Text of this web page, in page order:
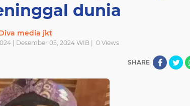
dunia
media jkt
| Desember 05, 2024 WIB | 0Views
SHARE